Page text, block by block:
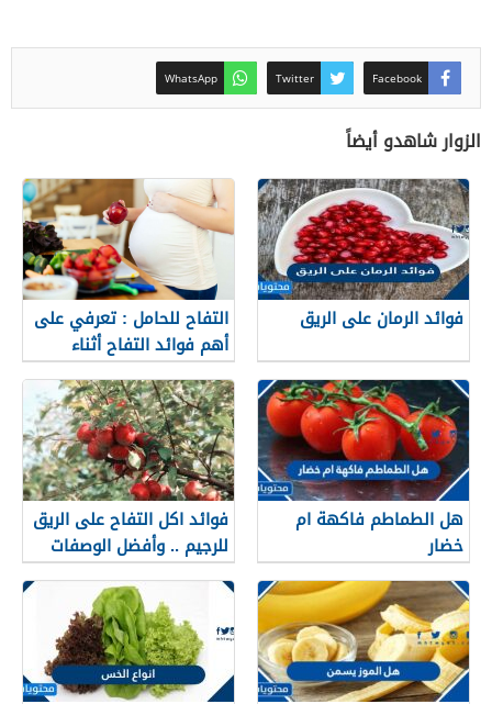
Facebook
Twitter
WhatsApp
الزوار شاهدو أيضاً
فوائد الرمان على الريق
التفاح للحامل : تعرفي على
أهم فوائد التفاح أثناء
الحمل
هل الطماطم فاكهة ام
خضار
فوائد اكل التفاح على الريق
للرجيم .. وأفضل الوصفات
للتفاح